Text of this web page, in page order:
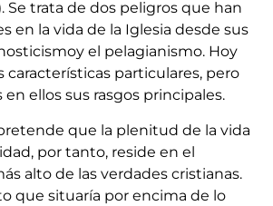
Se trata de dos peligros que han
en la vida de la Iglesia desde sus
el pelagianismo. Hoy
características particulares, pero
ellos sus rasgos principales.
que la plenitud de la vida
por tanto, reside en el
alto de las verdades cristianas.
que situaría por encima de lo